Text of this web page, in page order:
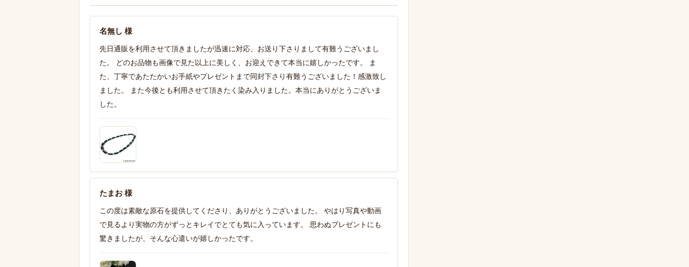
名無し 様
先日通販を利用させて頂きましたが迅速に対応、お送り下さりまして有難うございまし
た。 どのお品物も画像で見た以上に美しく、お迎えできて本当に嬉しかったです。 ま
た、丁寧であたたかいお手紙やプレゼントまで同封下さり有難うございました！感激致し
ました。 また今後とも利用させて頂きたく染み入りました。本当にありがとうございま
した。
たまお 様
この度は素敵な原石を提供してくださり、ありがとうございました。 やはり写真や動画
で見るより実物の方がずっとキレイでとても気に入っています。 思わぬプレゼントにも
驚きましたが、そんな心遣いが嬉しかったです。